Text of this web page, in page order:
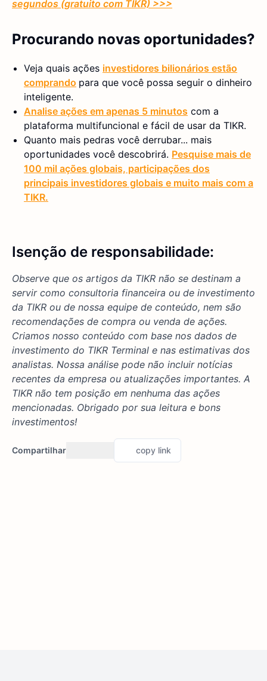
segundos (gratuito com TIKR) >>>
Procurando novas oportunidades?
Veja quais ações investidores bilionários estão
comprando para que você possa seguir o dinheiro
inteligente.
Analise ações em apenas 5 minutos com a
plataforma multifuncional e fácil de usar da TIKR.
Quanto mais pedras você derrubar... mais
oportunidades você descobrirá. Pesquise mais de
100 mil ações globais, participações dos
principais investidores globais e muito mais com a
TIKR.
Isenção de responsabilidade:
Observe que os artigos da TIKR não se destinam a
servir como consultoria financeira ou de investimento
da TIKR ou de nossa equipe de conteúdo, nem são
recomendações de compra ou venda de ações.
Criamos nosso conteúdo com base nos dados de
investimento do TIKR Terminal e nas estimativas dos
analistas. Nossa análise pode não incluir notícias
recentes da empresa ou atualizações importantes. A
TIKR não tem posição em nenhuma das ações
mencionadas. Obrigado por sua leitura e bons
investimentos!
Compartilhar copy link